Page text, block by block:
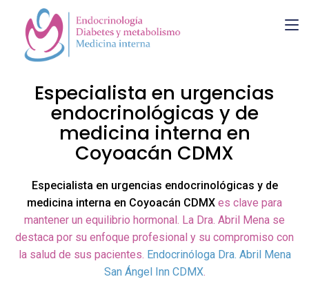
Especialista en urgencias
endocrinológicas y de
medicina interna en
Coyoacán CDMX
Especialista en urgencias endocrinológicas y de
medicina interna en Coyoacán CDMX es clave para
mantener un equilibrio hormonal. La Dra. Abril Mena se
destaca por su enfoque profesional y su compromiso con
la salud de sus pacientes. Endocrinóloga Dra. Abril Mena
San Ángel Inn CDMX.